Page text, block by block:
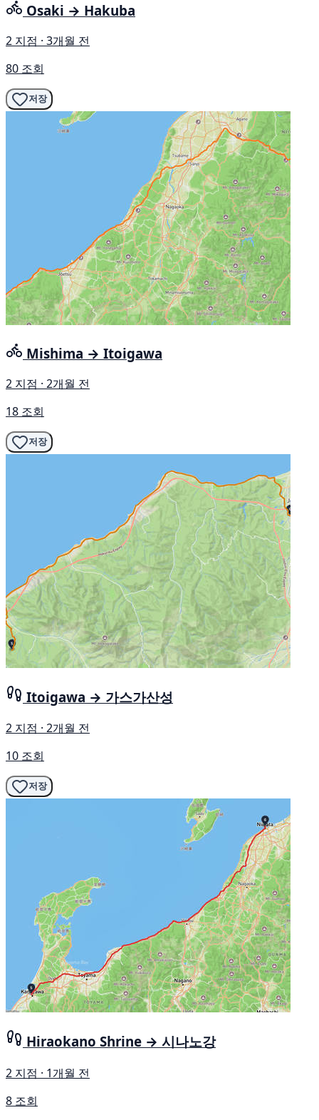
Osaki → Hakuba
2 지점 · 3개월 전
80 조회
저장
Mishima → Itoigawa
2 지점 · 2개월 전
18 조회
저장
Itoigawa → 가스가산성
2 지점 · 2개월 전
10 조회
저장
Hiraokano Shrine → 시나노강
2 지점 · 1개월 전
8 조회